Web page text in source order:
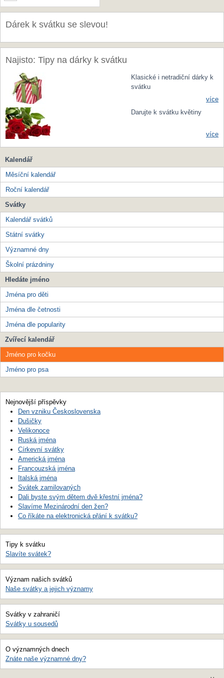
Dárek k svátku se slevou!
Najisto: Tipy na dárky k svátku
Klasické i netradiční dárky k
svátku
více
Darujte k svátku květiny
více
Kalendář
Měsíční kalendář
Roční kalendář
Svátky
Kalendář svátků
Státní svátky
Významné dny
Školní prázdniny
Hledáte jméno
Jména pro děti
Jména dle četnosti
Jména dle popularity
Zvířecí kalendář
Jméno pro kočku
Jméno pro psa
Nejnovější příspěvky
Den vzniku Československa
Dušičky
Velikonoce
Ruská jména
Církevní svátky
Americká jména
Francouzská jména
Italská jména
Svátek zamilovaných
Dali byste svým dětem dvě křestní jména?
Slavíme Mezinárodní den žen?
Co říkáte na elektronická přání k svátku?
Tipy k svátku
Slavíte svátek?
Význam našich svátků
Naše svátky a jejich významy
Svátky v zahraničí
Svátky u sousedů
O významných dnech
Znáte naše významné dny?